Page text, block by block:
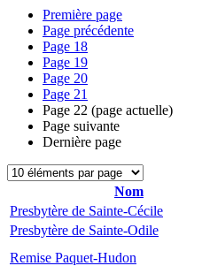
Première page
Page précédente
Page 18
Page 19
Page 20
Page 21
Page 22 (page actuelle)
Page suivante
Dernière page
Nom
Presbytère de Sainte-Cécile
Presbytère de Sainte-Odile
Remise Paquet-Hudon